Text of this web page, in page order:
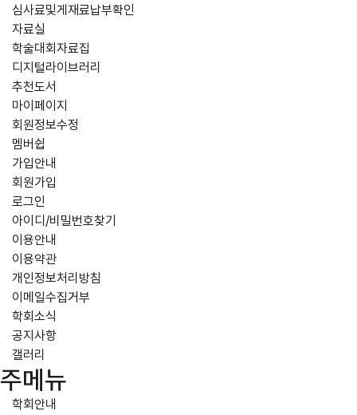
심사료및게재료납부확인
자료실
학술대회자료집
디지털라이브러리
추천도서
마이페이지
회원정보수정
멤버쉽
가입안내
회원가입
로그인
아이디/비밀번호찾기
이용안내
이용약관
개인정보처리방침
이메일수집거부
학회소식
공지사항
갤러리
주메뉴
학회안내